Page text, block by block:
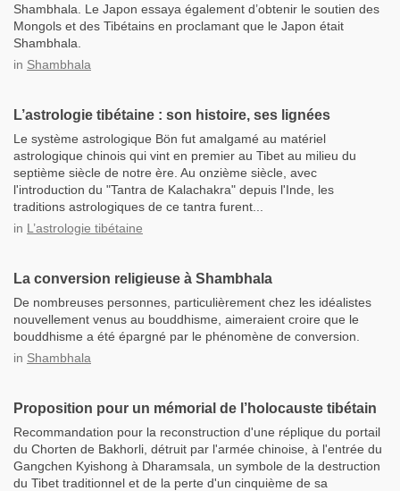
Shambhala. Le Japon essaya également d’obtenir le soutien des
Mongols et des Tibétains en proclamant que le Japon était
Shambhala.
in Shambhala
L’astrologie tibétaine : son histoire, ses lignées
Le système astrologique Bön fut amalgamé au matériel
astrologique chinois qui vint en premier au Tibet au milieu du
septième siècle de notre ère. Au onzième siècle, avec
l'introduction du "Tantra de Kalachakra" depuis l'Inde, les
traditions astrologiques de ce tantra furent...
in L’astrologie tibétaine
La conversion religieuse à Shambhala
De nombreuses personnes, particulièrement chez les idéalistes
nouvellement venus au bouddhisme, aimeraient croire que le
bouddhisme a été épargné par le phénomène de conversion.
in Shambhala
Proposition pour un mémorial de l’holocauste tibétain
Recommandation pour la reconstruction d'une réplique du portail
du Chorten de Bakhorli, détruit par l'armée chinoise, à l'entrée du
Gangchen Kyishong à Dharamsala, un symbole de la destruction
du Tibet traditionnel et de la perte d'un cinquième de sa